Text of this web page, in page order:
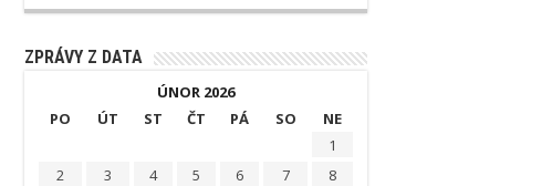
ZPRÁVY Z DATA
ÚNOR 2026
PO
ÚT ST ČT PÁ SO
NE
1
2
3 4 5 6 7
8